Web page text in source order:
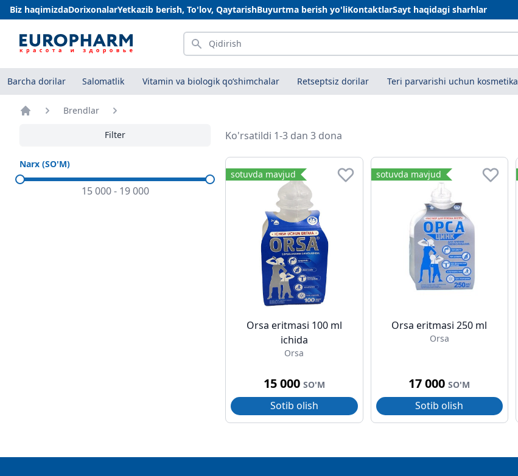
Biz haqimizdaDorixonalarYetkazib berish, To'lov, QaytarishBuyurtma berish yo'liKontaktlarSayt haqidagi sharhlar
Qidirish
Barcha dorilar Salomatlik Vitamin va biologik qo‘shimchalar Retseptsiz dorilar Teri parvarishi uchun kosmetika
Brendlar
Filter
Narx (SO'M)
15 000- 19 000
Ko'rsatildi 1-3 dan 3 dona
sotuvda mavjud
Orsa eritmasi 100 ml
ichida
Orsa
15 000 SO'M
Sotib olish
sotuvda mavjud
Orsa eritmasi 250 ml
Orsa
17 000SO'M
Sotib olish